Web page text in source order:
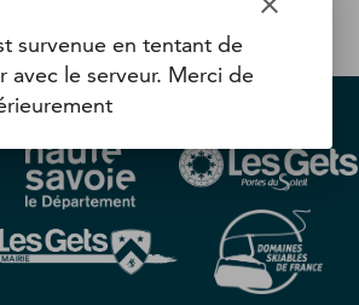
survenue en tentant de
avec le serveur. Merci de